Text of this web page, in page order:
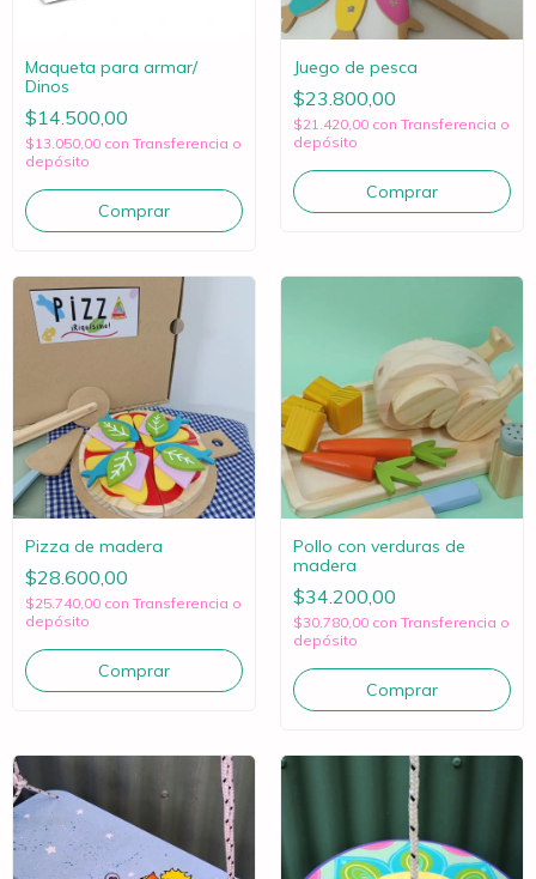
Maqueta para armar/
Dinos
$14.500,00
$13.050,00 con Transferencia o
depósito
Juego de pesca
$23.800,00
$21.420,00 con Transferencia o
depósito
Pizza de madera
$28.600,00
$25.740,00 con Transferencia o
depósito
Pollo con verduras de
madera
$34.200,00
$30.780,00 con Transferencia o
depósito